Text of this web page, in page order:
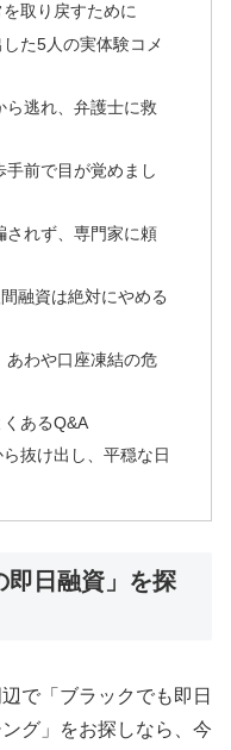
取り戻すために
た5人の実体験コメ
逃れ、弁護士に救
前で目が覚めまし
れず、専門家に頼
融資は絶対にやめる
わや口座凍結の危
あるQ&A
抜け出し、平穏な日
即日融資」を探
で「ブラックでも即日
グ」をお探しなら、今